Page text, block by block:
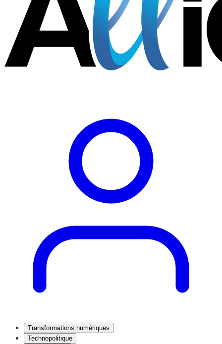
Transformations numériques
Technopolitique